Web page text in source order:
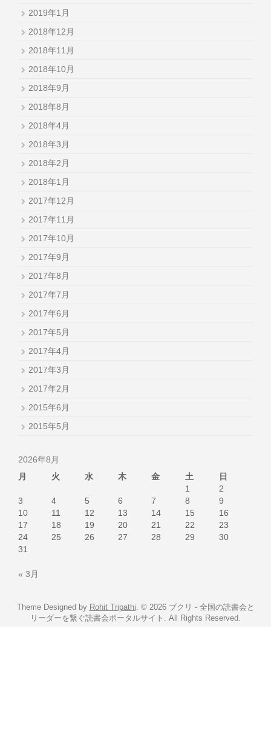
2019年1月
2018年12月
2018年11月
2018年10月
2018年9月
2018年8月
2018年4月
2018年3月
2018年2月
2018年1月
2017年12月
2017年11月
2017年10月
2017年9月
2017年8月
2017年7月
2017年6月
2017年5月
2017年4月
2017年3月
2017年2月
2015年6月
2015年5月
2026年8月
月
火 水 木 金 土
日
1
2
3
4 5 6 7 8
9
10
11 12 13 14 15
16
17
18 19 20 21 22
23
24
25 26 27 28 29
30
31
« 3月
Theme Designed by Rohit Tripathi. © 2026 ブクリ - 全国の読書会と
リーダーを繋ぐ読書会ポータルサイト. All Rights Reserved.